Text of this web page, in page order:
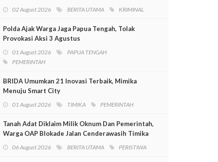
02 August 2026 BERITA UTAMA KRIMINAL
Polda Ajak Warga Jaga Papua Tengah, Tolak
Provokasi Aksi 3 Agustus
01 August 2026
PAPUA TENGAH
PEMERINTAH
BRIDA Umumkan 21 Inovasi Terbaik, Mimika
Menuju Smart City
01 August 2026 TIMIKA PEMERINTAH
Tanah Adat Diklaim Milik Oknum Dan Pemerintah,
Warga OAP Blokade Jalan Cenderawasih Timika
06 August 2026 BERITA UTAMA PERISTIWA